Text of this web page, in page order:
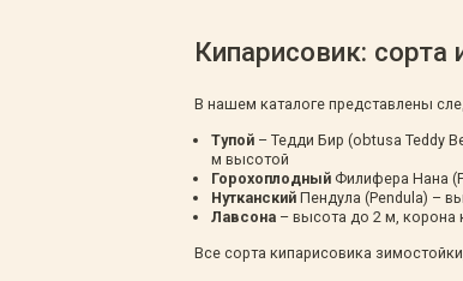
Кипарисовик: сорта
В нашем каталоге представлены
Тупой – Тедди Бир (obtusa Teddy
м высотой
Горохоплодный Филифера Нана
Нутканский Пендула (Pendula) –
Лавсона – высота до 2 м, корона
Все сорта кипарисовика